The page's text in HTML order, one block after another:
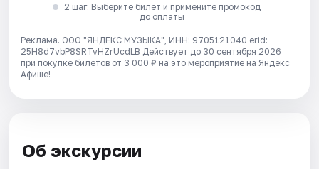
2 шаг. Выберите билет и примените промокод
до оплаты
Реклама. ООО "ЯНДЕКС МУЗЫКА", ИНН: 9705121040 erid:
25H8d7vbP8SRTvHZrUcdLB Действует до 30 сентября 2026
при покупке билетов от 3 000 ₽ на это мероприятие на Яндекс
Афише!
Об экскурсии